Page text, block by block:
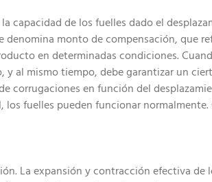
capacidad de los fuelles dado el
monto de compensación, que
en determinadas condiciones.
al mismo tiempo, debe garantizar un
corrugaciones en función del
fuelles pueden funcionar
La expansión y contracción efectiva